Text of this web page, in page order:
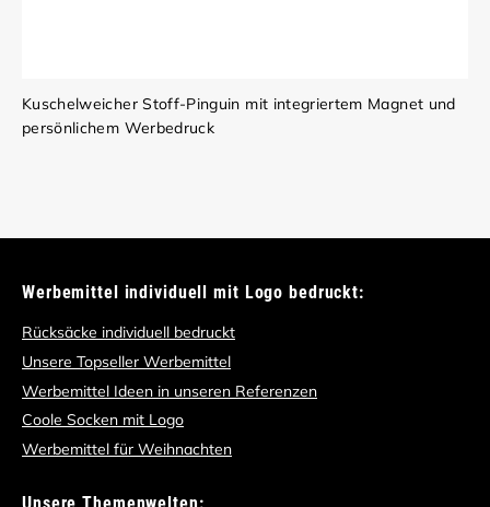
Werbemittel individuell mit Logo bedruckt:
Rücksäcke individuell bedruckt
Werbemittel Ideen in unseren Referenzen
Coole Socken mit Logo
Werbemittel für Weihnachten
Unsere Themenwelten:
Unsere Weihnachtswelt